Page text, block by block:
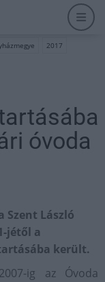
2017
óvoda
Szent László
jétől a
került.
ig az Óvoda